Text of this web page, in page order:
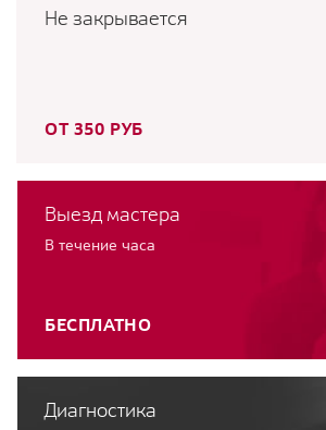
Не закрывается
ОТ 350 РУБ
Выезд мастера
В течение часа
БЕСПЛАТНО
Диагностика